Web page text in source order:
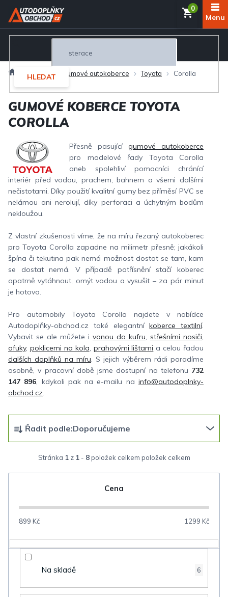
Přejít
obsah
HLEDAT
Interiér Gumové autokoberce Toyota Corolla
GUMOVÉ KOBERCE TOYOTA
COROLLA
Přesně pasující gumové autokoberce
pro modelové řady Toyota Corolla
aneb spolehliví pomocníci chránící
interiér před vodou, prachem, bahnem a všemi dalšími
nečistotami. Díky použití kvalitní gumy bez příměsí PVC se
nelámou ani nerolují, díky perforaci a úchytným bodům
nekloužou.
Z vlastní zkušenosti víme, že na míru řezaný autokoberec
pro Toyota Corolla zapadne na milimetr přesně; jakákoli
špína či tekutina pak nemá možnost dostat se tam, kam
se dostat nemá. V případě potřísnění stačí koberec
opatrně vytáhnout, omýt vodou a vysušit – za pár minut
je hotovo.
Pro automobily Toyota Corolla najdete v nabídce
Autodoplňky-obchod.cz také elegantníkoberce textilní.
Vybavit se ale můžete i vanou do kufru, střešními nosiči,
ofuky, poklicemi na kola, prahovými lištami a celou řadou
dalších doplňků na míru. S jejich výběrem rádi poradíme
osobně, v pracovní době jsme dostupní na telefonu 732
147 896, kdykoli pak na e-mailu nainfo@autodoplnky-
obchod.cz.
Stránka 1z 1- 8položek celkem
a
e
o
Řadit podle:Doporučujeme
Cena
899 Kč 1299 Kč
Na skladě 6